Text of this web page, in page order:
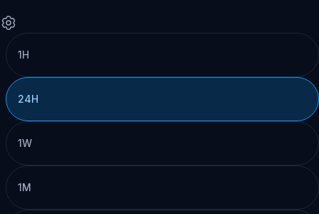
1H
24H
1W
1M